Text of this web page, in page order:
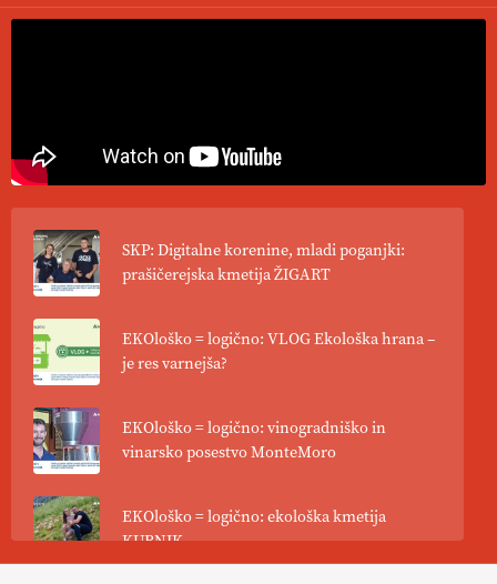
SKP: Digitalne korenine, mladi poganjki:
prašičerejska kmetija ŽIGART
EKOloško = logično: VLOG Ekološka hrana –
je res varnejša?
EKOloško = logično: vinogradniško in
vinarsko posestvo MonteMoro
EKOloško = logično: ekološka kmetija
KURNIK